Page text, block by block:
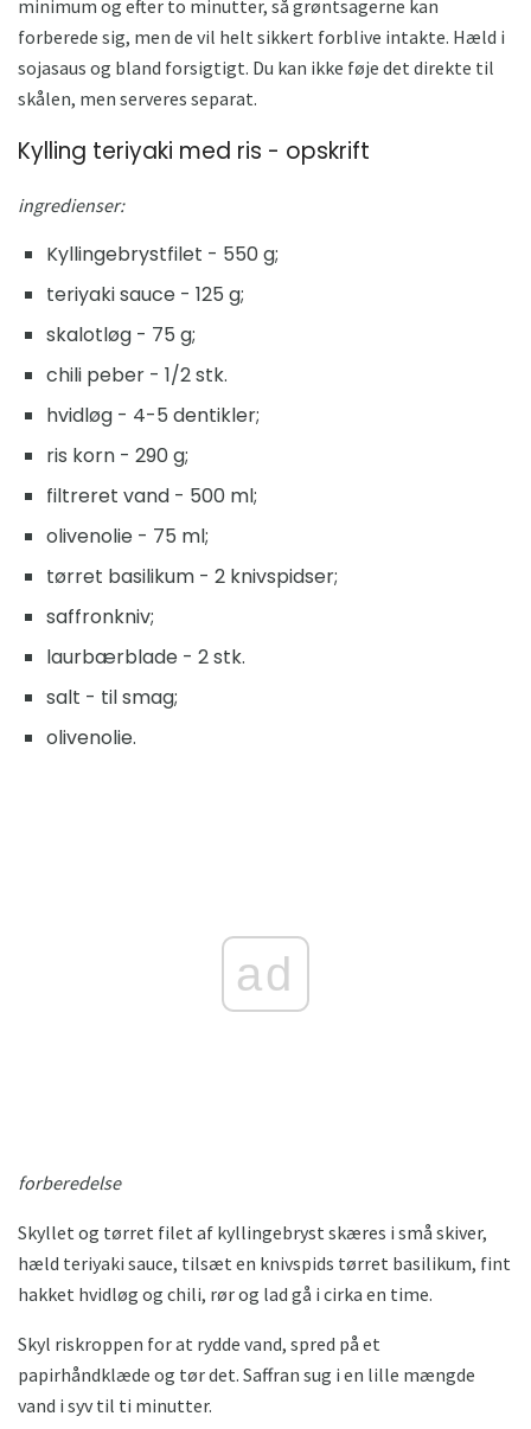
minimum og efter to minutter, så grøntsagerne kan
forberede sig, men de vil helt sikkert forblive intakte. Hæld i
sojasaus og bland forsigtigt. Du kan ikke føje det direkte til
skålen, men serveres separat.
Kylling teriyaki med ris - opskrift
ingredienser:
Kyllingebrystfilet - 550 g;
teriyaki sauce - 125 g;
skalotløg - 75 g;
chili peber - 1/2 stk.
hvidløg - 4-5 dentikler;
ris korn - 290 g;
filtreret vand - 500 ml;
olivenolie - 75 ml;
tørret basilikum - 2 knivspidser;
saffronkniv;
laurbærblade - 2 stk.
salt - til smag;
olivenolie.
ad
forberedelse
Skyllet og tørret filet af kyllingebryst skæres i små skiver,
hæld teriyaki sauce, tilsæt en knivspids tørret basilikum, fint
hakket hvidløg og chili, rør og lad gå i cirka en time.
Skyl riskroppen for at rydde vand, spred på et
papirhåndklæde og tør det. Saffran sug i en lille mængde
vand i syv til ti minutter.